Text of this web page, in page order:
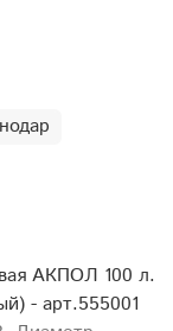
АКПОЛ 100 л.
- арт.555001